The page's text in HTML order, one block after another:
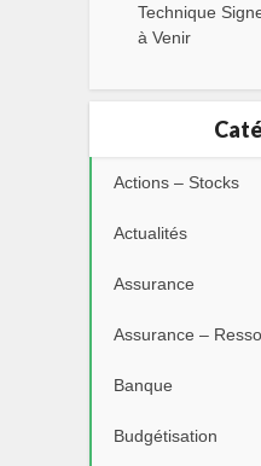
Technique
à Venir
Actions – Stocks
Actualités
Assurance
Assurance –
Banque
Budgétisation